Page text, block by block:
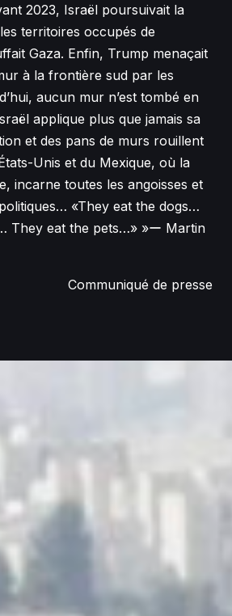
2023, Israël poursuivait la
territoires occupés de
Gaza. Enfin, Trump menaçait
à la frontière sud par les
aucun mur n’est tombé en
applique plus que jamais sa
et des pans de murs rouillent
Unis et du Mexique, où la
incarne toutes les angoisses et
«They eat the dogs…
They eat the pets…» »ー Martin
Communiqué de presse